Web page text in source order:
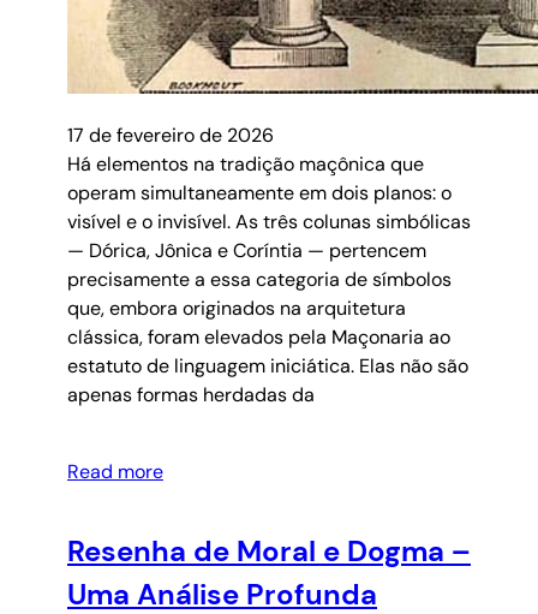
17 de fevereiro de 2026
Há elementos na tradição maçônica que
operam simultaneamente em dois planos: o
visível e o invisível. As três colunas simbólicas
— Dórica, Jônica e Coríntia — pertencem
precisamente a essa categoria de símbolos
que, embora originados na arquitetura
clássica, foram elevados pela Maçonaria ao
estatuto de linguagem iniciática. Elas não são
apenas formas herdadas da
Read more
Resenha de Moral e Dogma –
Uma Análise Profunda